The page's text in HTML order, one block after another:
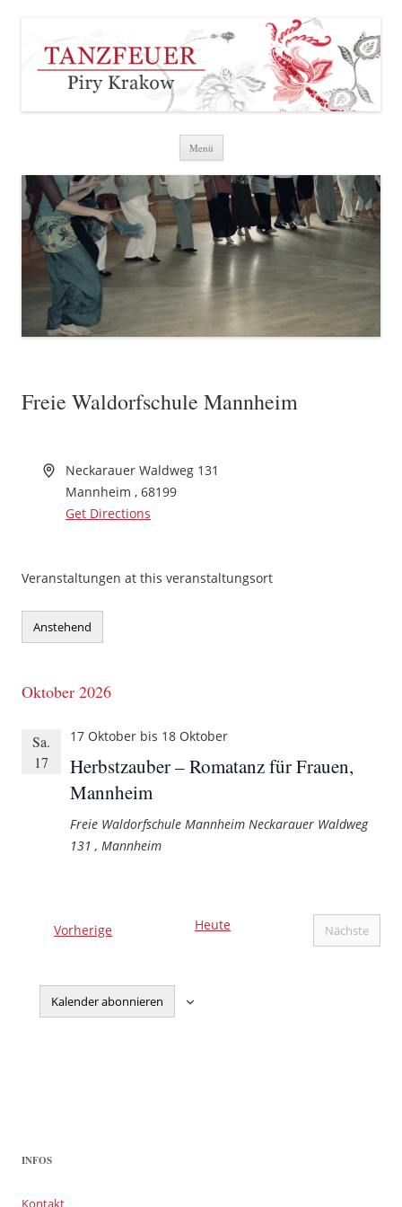
Menü
Freie Waldorfschule Mannheim
Neckarauer Waldweg 131
Mannheim , 68199
Get Directions
Veranstaltungen at this veranstaltungsort
Anstehend
Oktober 2026
Sa.
17
17 Oktober bis 18 Oktober
Herbstzauber – Romatanz für Frauen,
Mannheim
Freie Waldorfschule Mannheim Neckarauer Waldweg
131 , Mannheim
VorherigeVeranstaltungenHeute
Nächste
Kalender abonnieren
INFOS
Kontakt